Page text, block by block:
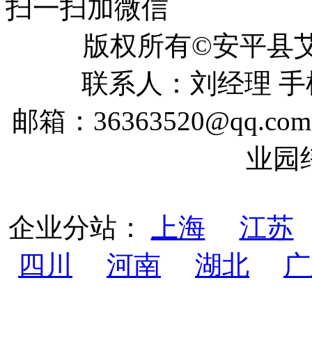
扫一扫加微信
版权所有©安平
联系人：刘经理 手
邮箱：
业园
企业分站： 上海
江苏
四川
河南 湖北